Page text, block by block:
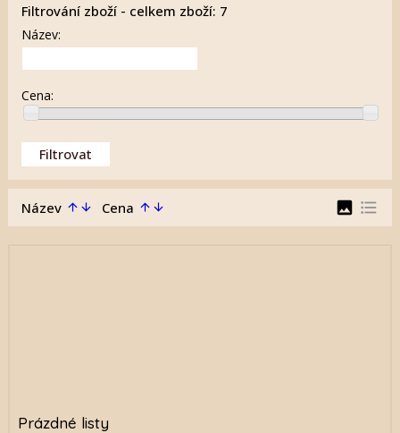
Filtrování zboží - celkem zboží: 7
Název:
Cena:
Název arrow_upward arrow_downward Cena arrow_upward arrow_downward image format_list_bulleted
Prázdné listy